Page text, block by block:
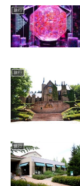
旅行
旅行
旅行